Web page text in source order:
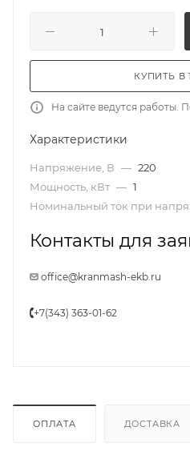
КУПИТЬ В
На сайте ведутся работы.
Характеристики
Напряжение, В — 220
Мощность, кВт — 1
Номинальный ток при
Контакты для
office@kranmash-ekb.ru
+7(343) 363-01-62
ОПЛАТА ДОСТАВКА